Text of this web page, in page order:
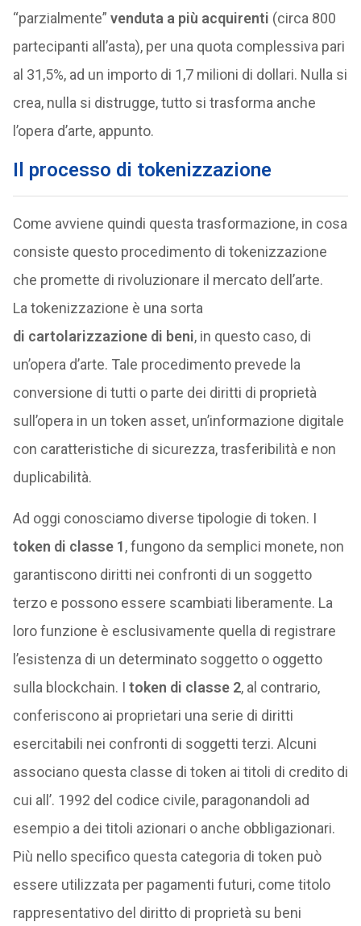
“parzialmente” venduta a più acquirenti (circa 800
partecipanti all’asta), per una quota complessiva pari
al 31,5%, ad un importo di 1,7 milioni di dollari. Nulla si
crea, nulla si distrugge, tutto si trasforma anche
l’opera d’arte, appunto.
Il processo di tokenizzazione
Come avviene quindi questa trasformazione, in cosa
consiste questo procedimento di tokenizzazione
che promette di rivoluzionare il mercato dell’arte.
La tokenizzazione è una sorta
di cartolarizzazione di beni, in questo caso, di
un’opera d’arte. Tale procedimento prevede la
conversione di tutti o parte dei diritti di proprietà
sull’opera in un token asset, un’informazione digitale
con caratteristiche di sicurezza, trasferibilità e non
duplicabilità.
Ad oggi conosciamo diverse tipologie di token. I
token di classe 1, fungono da semplici monete, non
garantiscono diritti nei confronti di un soggetto
terzo e possono essere scambiati liberamente. La
loro funzione è esclusivamente quella di registrare
l’esistenza di un determinato soggetto o oggetto
sulla blockchain. I token di classe 2, al contrario,
conferiscono ai proprietari una serie di diritti
esercitabili nei confronti di soggetti terzi. Alcuni
associano questa classe di token ai titoli di credito di
cui all’. 1992 del codice civile, paragonandoli ad
esempio a dei titoli azionari o anche obbligazionari.
Più nello specifico questa categoria di token può
essere utilizzata per pagamenti futuri, come titolo
rappresentativo del diritto di proprietà su beni